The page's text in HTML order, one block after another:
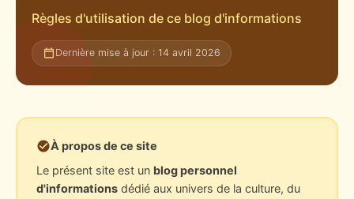
Règles d'utilisation de ce blog d'informations
Dernière mise à jour : 14 avril 2026
À propos de ce site
Le présent site est un blog personnel
d'informationsdédié aux univers de la culture, du